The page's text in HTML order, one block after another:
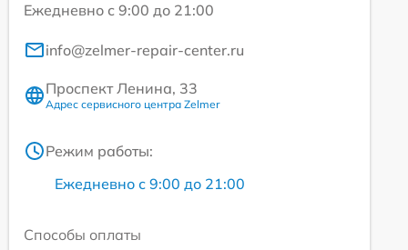
Ежедневно с 9:00 до 21:00
info@zelmer-repair-center.ru
Проспект Ленина, 33
Адрес сервисного центра Zelmer
Режим работы:
Ежедневно с 9:00 до 21:00
Способы оплаты